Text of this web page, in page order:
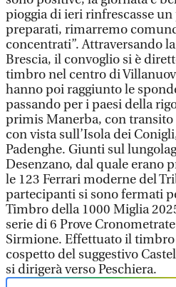
pioggia di ieri rinfrescasse
preparati, rimarremo
concentrati”. Attraversando
Brescia, il convoglio si è
timbro nel centro di
hanno poi raggiunto le
passando per i paesi della
primis Manerba, con
con vista sull’Isola dei
Padenghe. Giunti sul
Desenzano, dal quale erano
le 123 Ferrari moderne del
partecipanti si sono fermati
Timbro della 1000 Miglia
serie di 6 Prove
Sirmione. Effettuato il timbro
cospetto del suggestivo
si dirigerà verso Peschiera.